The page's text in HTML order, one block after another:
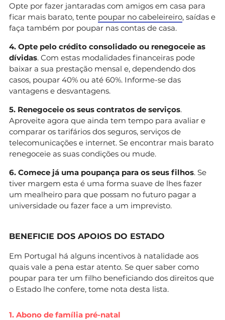
Opte por fazer jantaradas com amigos em casa para
ficar mais barato, tente poupar no cabeleireiro, saídas e
faça também por poupar nas contas de casa.
4. Opte pelo crédito consolidado ou renegoceie as
dívidas. Com estas modalidades financeiras pode
baixar a sua prestação mensal e, dependendo dos
casos, poupar 40% ou até 60%. Informe-se das
vantagens e desvantagens.
5. Renegoceie os seus contratos de serviços.
Aproveite agora que ainda tem tempo para avaliar e
comparar os tarifários dos seguros, serviços de
telecomunicações e internet. Se encontrar mais barato
renegoceie as suas condições ou mude.
6. Comece já uma poupança para os seus filhos. Se
tiver margem esta é uma forma suave de lhes fazer
um mealheiro para que possam no futuro pagar a
universidade ou fazer face a um imprevisto.
BENEFICIE DOS APOIOS DO ESTADO
Em Portugal há alguns incentivos à natalidade aos
quais vale a pena estar atento. Se quer saber como
poupar para ter um filho beneficiando dos direitos que
o Estado lhe confere, tome nota desta lista.
1. Abono de família pré-natal